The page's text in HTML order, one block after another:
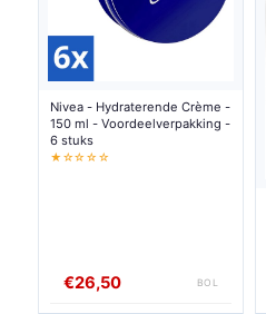
Nivea - Hydraterende Crème -
150 ml - Voordeelverpakking -
6 stuks
★☆☆☆☆
€26,50 BOL